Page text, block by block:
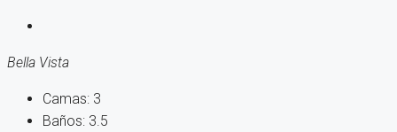
Bella Vista
Camas: 3
Baños: 3.5